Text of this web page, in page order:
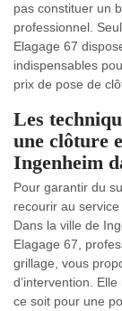
pas constituer un
professionnel.
Elagage 67
indispensables
prix de pose de
Les
une clôture
Ingenheim
Pour garantir du
recourir au service
Dans la ville de
Elagage 67,
grillage, vous
d’intervention.
ce soit pour une